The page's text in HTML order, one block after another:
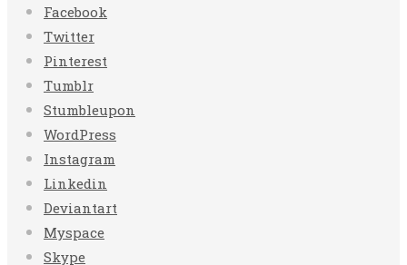
Facebook
Twitter
Pinterest
Tumblr
Stumbleupon
WordPress
Instagram
Linkedin
Deviantart
Myspace
Skype